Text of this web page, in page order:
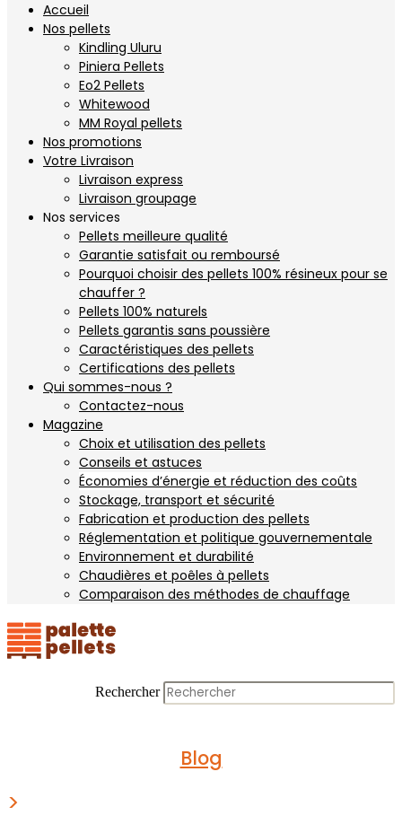
Accueil
Nos pellets
Kindling Uluru
Piniera Pellets
Eo2 Pellets
Whitewood
MM Royal pellets
Nos promotions
Votre Livraison
Livraison express
Livraison groupage
Nos services
Pellets meilleure qualité
Garantie satisfait ou remboursé
Pourquoi choisir des pellets 100% résineux pour se
chauffer ?
Pellets 100% naturels
Pellets garantis sans poussière
Caractéristiques des pellets
Certifications des pellets
Qui sommes-nous ?
Contactez-nous
Magazine
Choix et utilisation des pellets
Conseils et astuces
Économies d’énergie et réduction des coûts
Stockage, transport et sécurité
Fabrication et production des pellets
Réglementation et politique gouvernementale
Environnement et durabilité
Chaudières et poêles à pellets
Comparaison des méthodes de chauffage
Rechercher
Blog
>